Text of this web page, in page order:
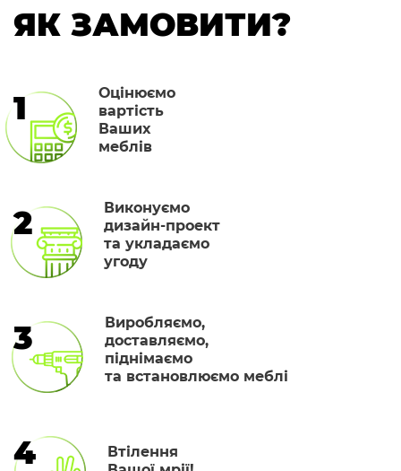
ЯК ЗАМОВИТИ?
1
Оцінюємо
вартість
Ваших
меблів
2
Виконуємо
дизайн-проект
та укладаємо
угоду
3
Виробляємо,
доставляємо,
піднімаємо
та встановлюємо меблі
4
Втілення